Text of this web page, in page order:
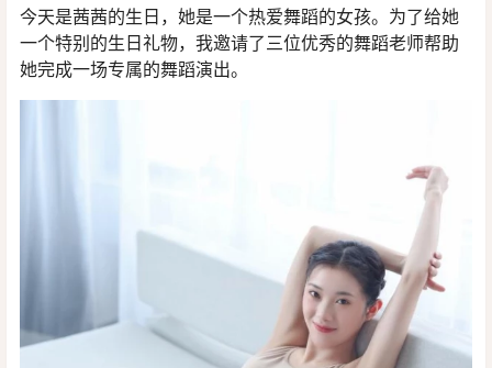
今天是茜茜的生日，她是一个热爱舞蹈的女孩。为了给她
一个特别的生日礼物，我邀请了三位优秀的舞蹈老师帮助
她完成一场专属的舞蹈演出。